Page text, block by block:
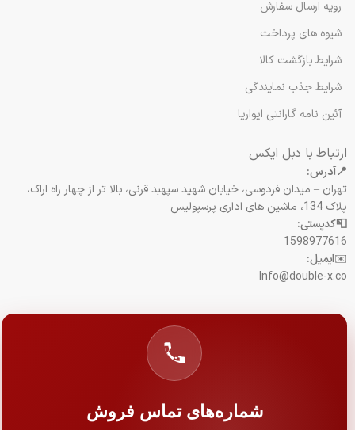
رویه ارسال سفارش
شیوه های پرداخت
شرایط بازگشت کالا
شرایط جذب نمایندگی
آئین نامه گارانتی ایواریا
ارتباط با دبل ایکس
📍آدرس:
تهران – میدان فردوسی، خیابان شهید سپهبد قرنی، بالا تر از چهار راه اراک،
پلاک 134، ماشین های اداری پرسپولیس
📮کدپستی:
1598977616
✉️ایمیل:
Info@double-x.co
شماره‌های تماس فروش